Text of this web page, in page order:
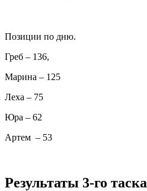
Позиции по дню.
Греб – 136,
Марина – 125
Леха – 75
Юра – 62
Артем – 53
Результаты 3-го таска